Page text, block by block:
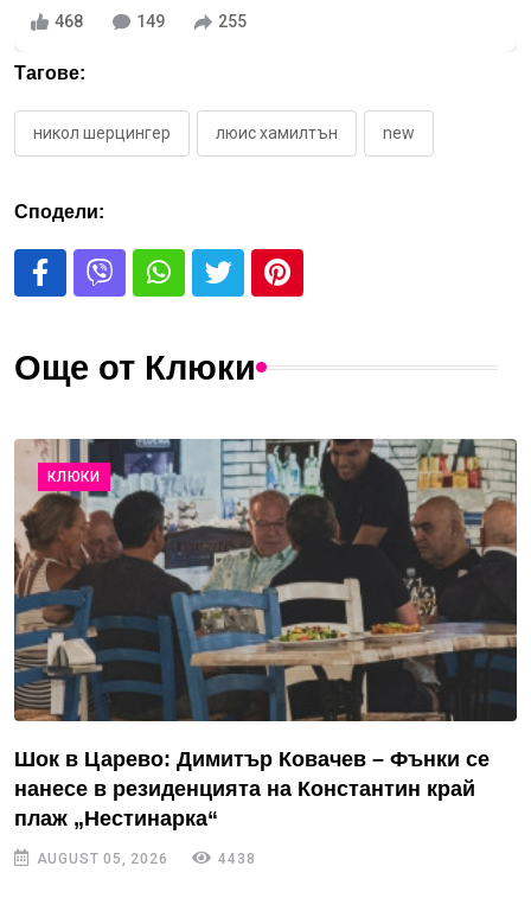
468 149 255
Тагове:
никол шерцингер люис хамилтън new
Сподели:
Още от Клюки
КЛЮКИ
Шок в Царево: Димитър Ковачев – Фънки се
нанесе в резиденцията на Константин край
плаж „Нестинарка“
AUGUST 05, 2026 4438